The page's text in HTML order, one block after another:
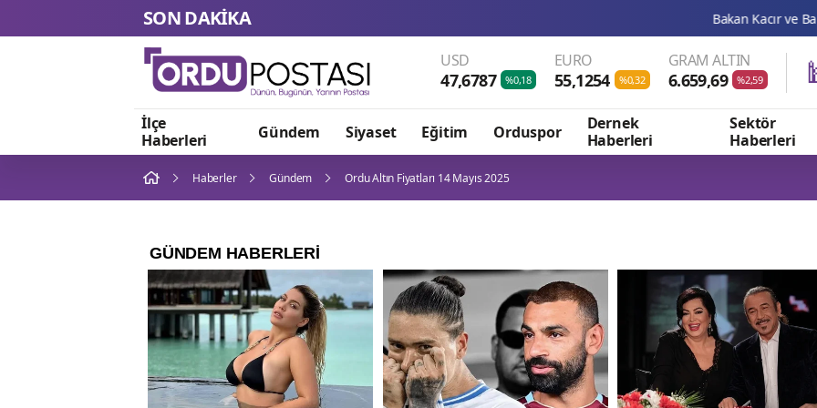
SON DAKİKA Bakan Kacır ve Bakan
USD
47,6787 %0,18
EURO
55,1254 %0,32
GRAM ALTIN
6.659,69 %2,59
İlçe
Haberleri
Gündem Siyaset Eğitim Orduspor
Dernek
Haberleri
Sektör
Haberleri
Haberler Gündem Ordu Altın Fiyatları 14 Mayıs 2025